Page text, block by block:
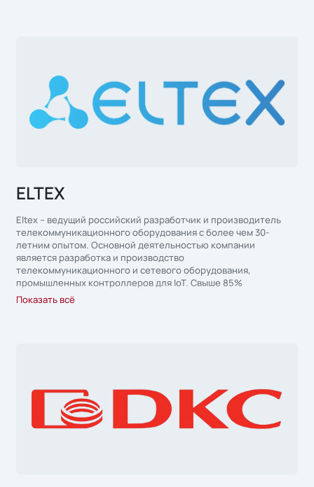
небольших организациях, так и в крупнейших
корпорациях.
ELTEX
Eltex – ведущий российский разработчик и производитель
телекоммуникационного оборудования с более чем 30-
летним опытом. Основной деятельностью компании
является разработка и производство
телекоммуникационного и сетевого оборудования,
промышленных контроллеров для IoT. Свыше 85%
выпускаемого предприятием Eltex оборудования входит в
реестр Минпромторга России. Вся линейка оборудования
Показать всё